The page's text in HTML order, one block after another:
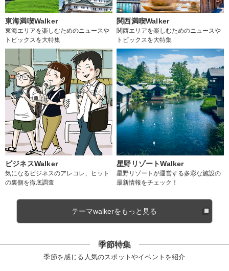
東海満喫Walker
東海エリアを楽しむためのニュースや
トピックスを大特集
関西満喫Walker
関西エリアを楽しむためのニュースや
トピックスを大特集
ビジネスWalker
気になるビジネスのアレコレ、ヒット
の裏側を徹底調査
星野リゾートWalker
星野リゾートが運営する多彩な施設の
最新情報をチェック！
テーマwalkerをもっと見る
季節特集
季節を感じる人気のスポットやイベントを紹介